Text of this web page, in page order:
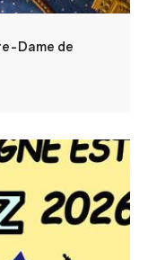
Dame de
est Jazz se
de l'Asse et du